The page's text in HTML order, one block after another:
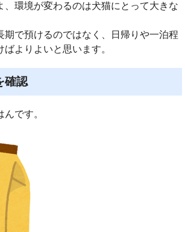
、環境が変わるのは犬猫にとって大きな
期で預けるのではなく、日帰りや一泊程
よりよいと思います。
確認
です。